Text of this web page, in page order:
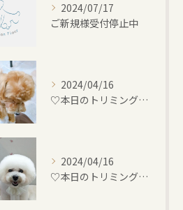
2024/07/17
ご新規様受付停止中
2024/04/16
♡本日のトリミング♡⁠~岡崎トリミングサロン~
2024/04/16
♡本日のトリミング♡⁠~岡崎トリミングサロン~